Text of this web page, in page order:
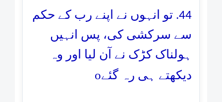
44. تو انہوں نے اپنے رب کے حکم
سے سرکشی کی، پس انہیں
ہولناک کڑک نے آن لیا اور وہ
دیکھتے ہی رہ گئےo